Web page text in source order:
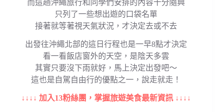
而這趟沖繩旅行和同學們安排的內容十分隨興
只列了一些想出遊的口袋名單
接著就等著視天氣狀況，才決定去或不去
出發往沖繩北部的這日行程也是一早8點才決定
看一看飯店窗外的天空，是陰天多雲
其實只要沒下雨就好，馬上決定出發吧～
這也是自駕自由行的優點之一，說走就走！
↓↓↓↓ 加入13粉絲團，掌握旅遊美食最新資訊 ↓↓↓↓